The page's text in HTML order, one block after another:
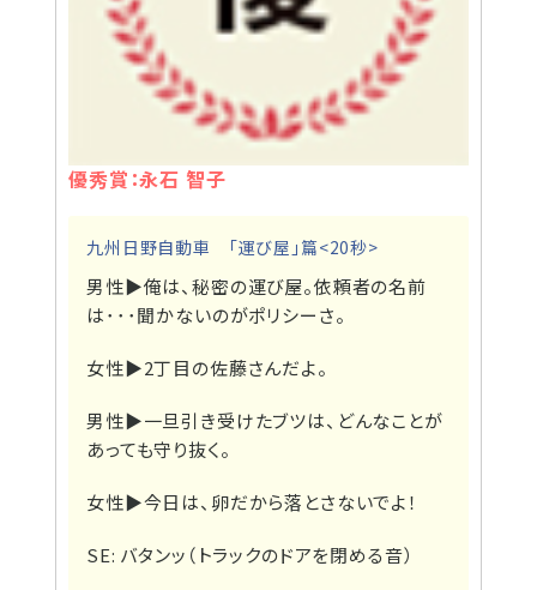
優秀賞：永石 智子
九州日野自動車 「運び屋」篇<20秒>
男性▶俺は、秘密の運び屋。依頼者の名前
は･･･聞かないのがポリシーさ。
女性▶2丁目の佐藤さんだよ。
男性▶一旦引き受けたブツは、どんなことが
あっても守り抜く。
女性▶今日は、卵だから落とさないでよ！
SE: バタンッ（トラックのドアを閉める音）